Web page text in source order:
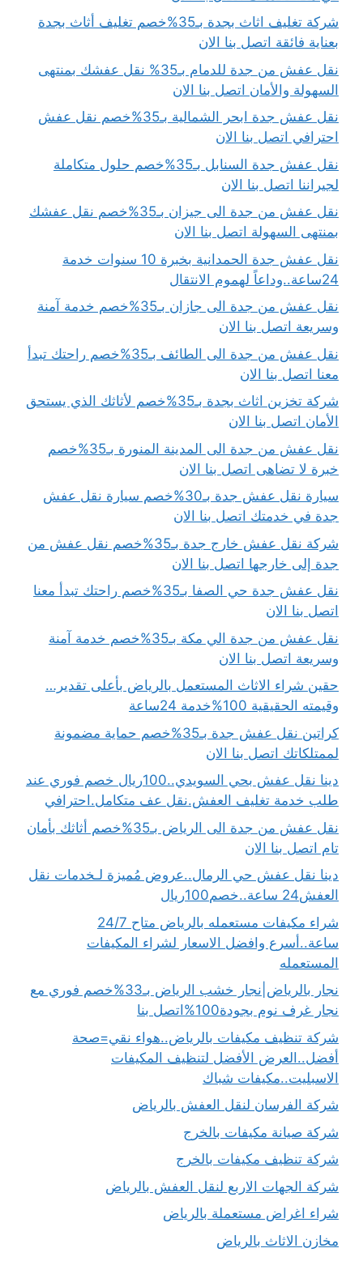
شركة تغليف اثاث بجدة بـ35%خصم تغليف أثاث بجدة
بعناية فائقة اتصل بنا الان
نقل عفش من جدة للدمام بـ35% نقل عفشك بمنتهى
السهولة والأمان اتصل بنا الان
نقل عفش جدة ابحر الشمالية بـ35%خصم نقل عفش
احترافي اتصل بنا الان
نقل عفش جدة السنابل بـ35%خصم حلول متكاملة
لجيراننا اتصل بنا الان
نقل عفش من جدة الى جيزان بـ35%خصم نقل عفشك
بمنتهى السهولة اتصل بنا الان
نقل عفش جدة الحمدانية بخبرة 10 سنوات خدمة
24ساعة..وداعاً لهموم الانتقال
نقل عفش من جدة الى جازان بـ35%خصم خدمة آمنة
وسريعة اتصل بنا الان
نقل عفش من جدة الى الطائف بـ35%خصم راحتك تبدأ
معنا اتصل بنا الان
شركة تخزين اثاث بجدة بـ35%خصم لأثاثك الذي يستحق
الأمان اتصل بنا الان
نقل عفش من جدة الى المدينة المنورة بـ35%خصم
خبرة لا تضاهى اتصل بنا الان
سيارة نقل عفش جدة بـ30%خصم سيارة نقل عفش
جدة في خدمتك اتصل بنا الان
شركة نقل عفش خارج جدة بـ35%خصم نقل عفش من
جدة إلى خارجها اتصل بنا الان
نقل عفش جدة حي الصفا بـ35%خصم راحتك تبدأ معنا
اتصل بنا الان
نقل عفش من جدة الي مكة بـ35%خصم خدمة آمنة
وسريعة اتصل بنا الان
حقين شراء الاثاث المستعمل بالرياض بأعلى تقدير…
وقيمته الحقيقية 100%خدمة 24ساعة
كراتين نقل عفش جدة بـ35%خصم حماية مضمونة
لممتلكاتك اتصل بنا الان
دينا نقل عفش بحي السويدي..100ريال خصم فوري عند
طلب خدمة تغليف العفش.نقل عف متكامل.احترافي
نقل عفش من جدة الى الرياض بـ35%خصم أثاثك بأمان
تام اتصل بنا الان
دينا نقل عفش حي الرمال..عروض مُميزة لـخدمات نقل
العفش24 ساعة..خصم100ريال
شراء مكيفات مستعمله بالرياض متاح 24/7
ساعة..أسرع وافضل الاسعار لشراء المكيفات
المستعمله
نجار بالرياض|نجار خشب الرياض بـ33%خصم فوري مع
نجار غرف نوم بجودة100%اتصل بنا
شركة تنظيف مكيفات بالرياض..هواء نقي=صحة
أفضل..العرض الأفضل لتنظيف المكيفات
الاسبليت..مكيفات شباك
شركة الفرسان لنقل العفش بالرياض
شركة صيانة مكيفات بالخرج
شركة تنظيف مكيفات بالخرج
شركة الجهات الاربع لنقل العفش بالرياض
شراء اغراض مستعملة بالرياض
مخازن الاثاث بالرياض